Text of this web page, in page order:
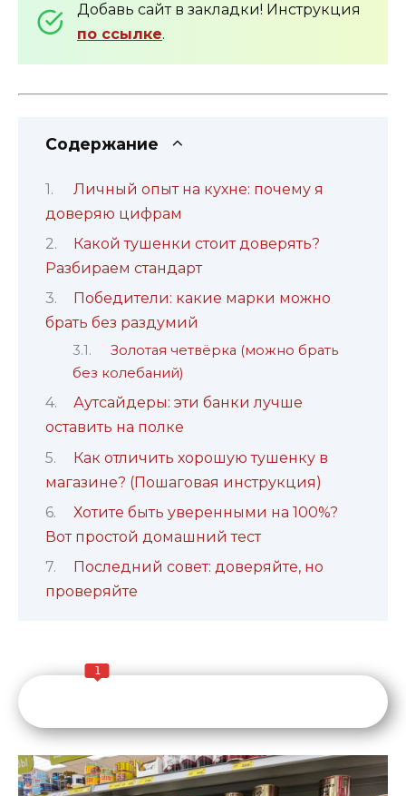
Добавь сайт в закладки! Инструкция
по ссылке.
Содержание
Личный опыт на кухне: почему я
доверяю цифрам
Какой тушенки стоит доверять?
Разбираем стандарт
Победители: какие марки можно
брать без раздумий
Золотая четвёрка (можно брать
без колебаний)
Аутсайдеры: эти банки лучше
оставить на полке
Как отличить хорошую тушенку в
магазине? (Пошаговая инструкция)
Хотите быть уверенными на 100%?
Вот простой домашний тест
Последний совет: доверяйте, но
проверяйте
1